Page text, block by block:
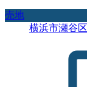
売地
横浜市瀬谷